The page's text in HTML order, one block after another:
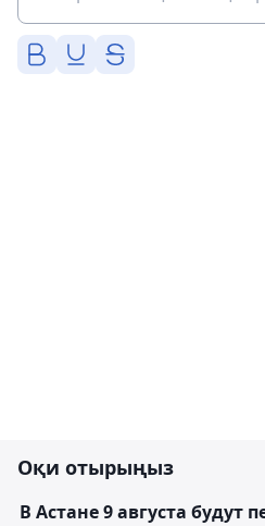
Оқи отырыңыз
В Астане 9 августа будут